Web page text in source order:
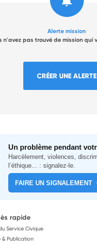
Alerte mission
n'avez pas trouvé de mission qui
CRÉER UNE ALERTE
Un problème pendant
Harcèlement, violences,
l’éthique... : signalez-le.
FAIRE UN SIGNALEMENT
rapide
Service Civique
& Publication